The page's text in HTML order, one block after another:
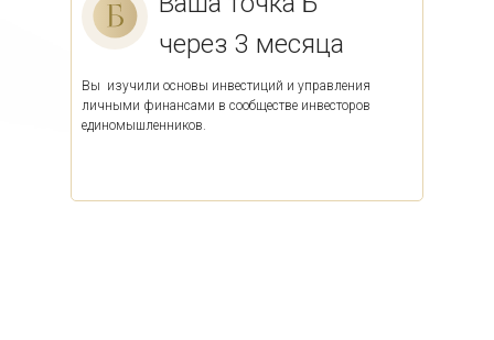
Вы изучили основы инвестиций и управления
личными финансами в сообществе инвесторов
единомышленников.
через 3 месяца